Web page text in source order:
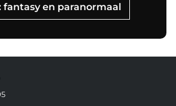
fantasy en paranormaal